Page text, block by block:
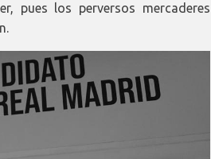
pues los perversos mercaderes